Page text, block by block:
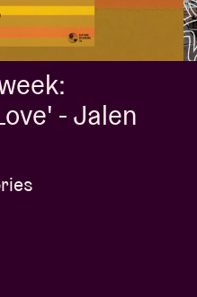
- Jalen